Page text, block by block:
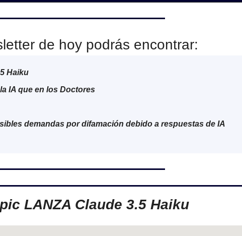
de hoy podrás encontrar:
Haiku
IA que en los Doctores
demandas por difamación debido a respuestas de IA
LANZA Claude 3.5 Haiku